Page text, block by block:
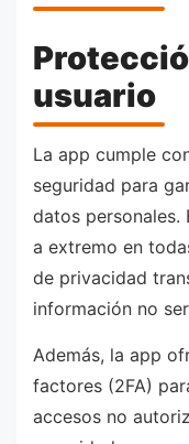
usuario
La app cumple
seguridad para
datos
a extremo en
de privacidad
información no
Además, la app
factores (2FA)
accesos no